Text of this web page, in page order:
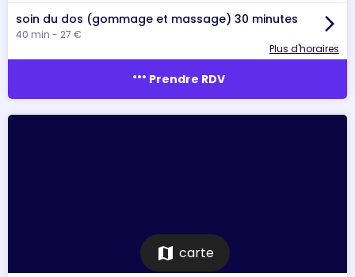
soin du dos (gommage et massage) 30 minutes
40 min - 27 €
arrow_forward_ios
Plus d'horaires
more_horiz Prendre RDV
map carte